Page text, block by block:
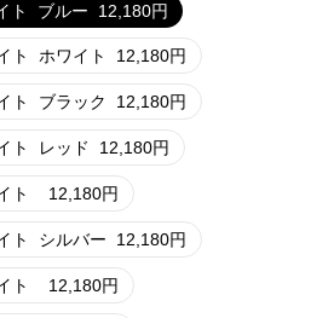
ト ブルー 12,180円
ト ホワイト 12,180円
ト ブラック 12,180円
ト レッド 12,180円
ト 12,180円
ト シルバー 12,180円
ト 12,180円